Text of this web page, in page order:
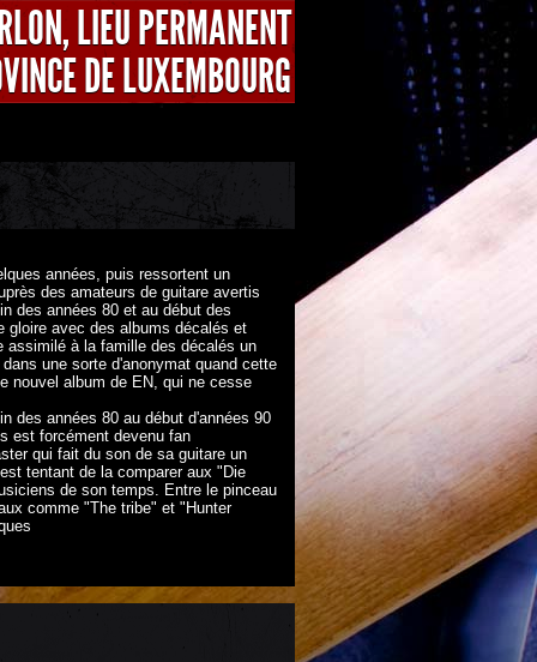
LIEU PERMANENT
DE LUXEMBOURG
années, puis ressortent un
des amateurs de guitare avertis
des années 80 et au début des
gloire avec des albums décalés et
assimilé à la famille des décalés un
une sorte d'anonymat quand cette
nouvel album de EN, qui ne cesse
des années 80 au début d'années 90
est forcément devenu fan
qui fait du son de sa guitare un
tentant de la comparer aux "Die
de son temps. Entre le pinceau
comme "The tribe" et "Hunter